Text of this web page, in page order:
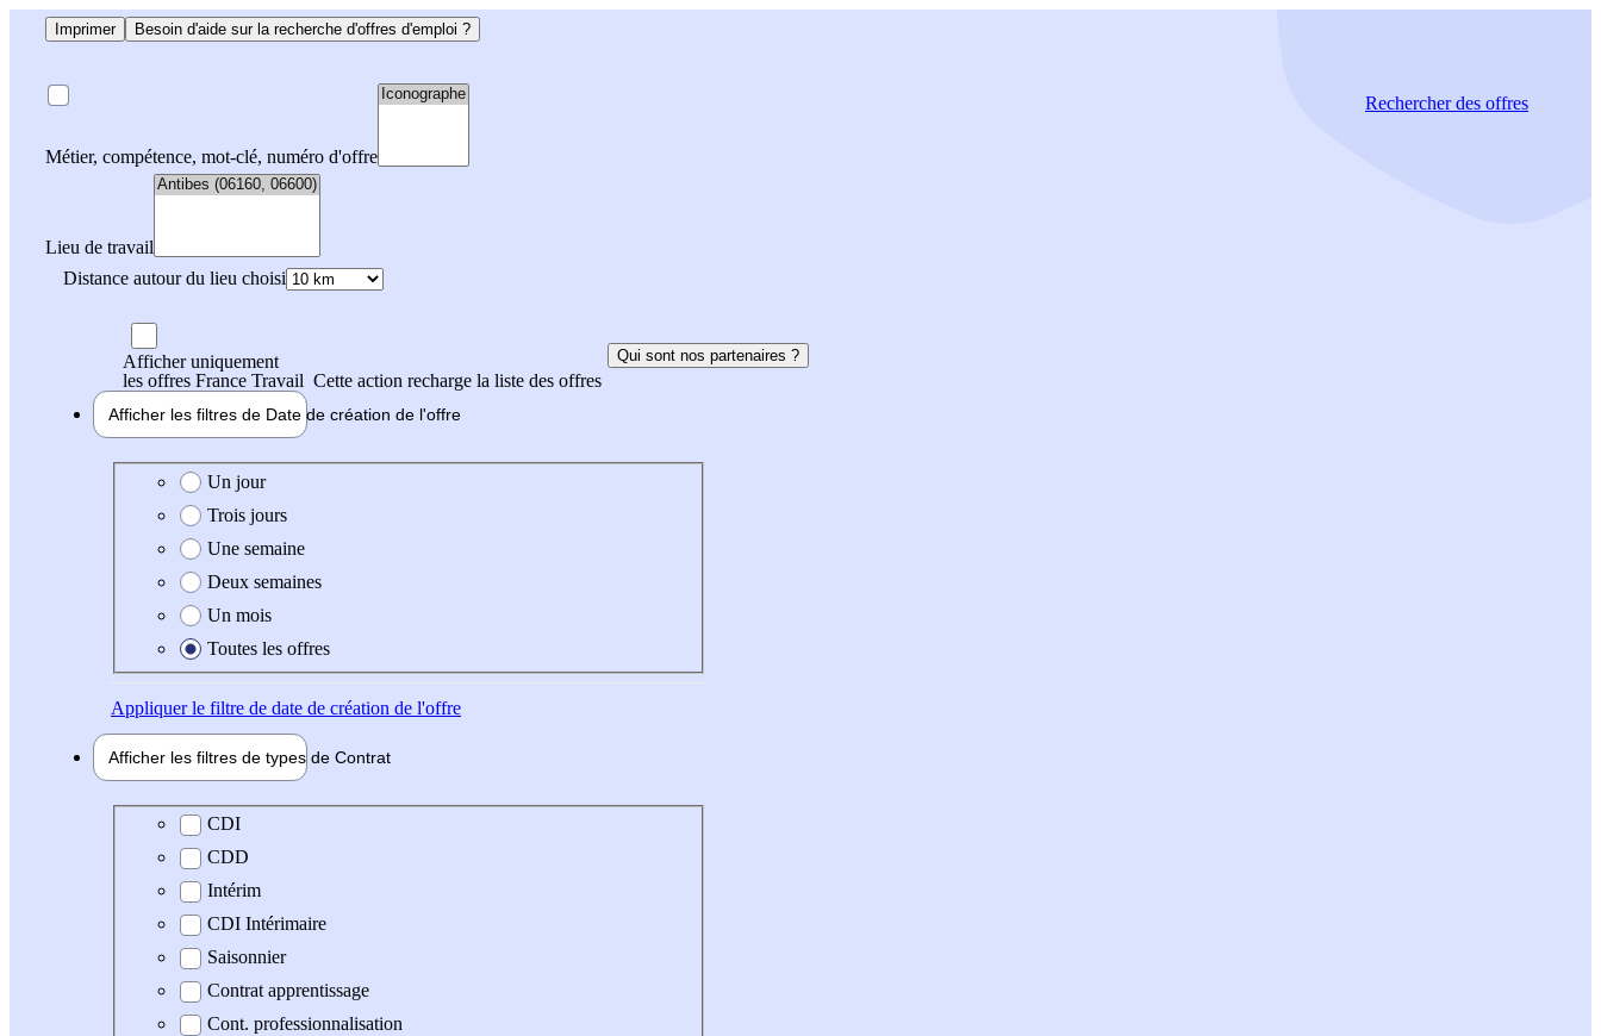
Imprimer Besoin d'aide sur la recherche d'offres d'emploi ?
Métier, compétence, mot-clé, numéro d'offre
Lieu de travail
Distance autour du lieu choisi
Rechercherdes offres
Afficher uniquement
les offres France Travail Cette action recharge la liste des offres
Qui sont nos partenaires ?
Afficher les filtres de Date de création de l'offre
Date de création de l'offre
Un jour
Trois jours
Une semaine
Deux semaines
Un mois
Toutes les offres
Appliquerle filtre de date de création de l'offre
Afficher les filtres de types de Contrat
Type de contrat
CDI
CDD
Intérim
CDI Intérimaire
Saisonnier
Contrat apprentissage
Cont. professionnalisation